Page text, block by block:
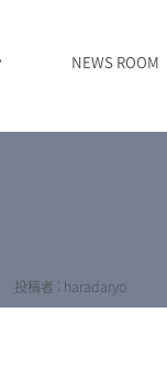
NEWS ROOM
投稿者 : haradaryo